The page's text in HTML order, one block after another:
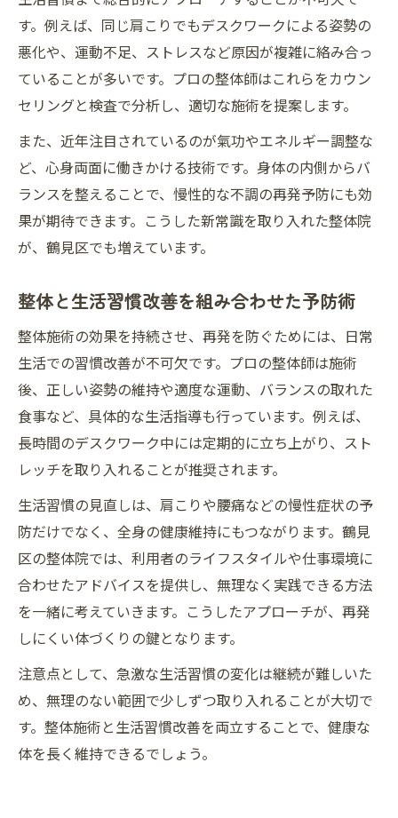
す。例えば、同じ肩こりでもデスクワークによる姿勢の
悪化や、運動不足、ストレスなど原因が複雑に絡み合っ
ていることが多いです。プロの整体師はこれらをカウン
セリングと検査で分析し、適切な施術を提案します。
また、近年注目されているのが氣功やエネルギー調整な
ど、心身両面に働きかける技術です。身体の内側からバ
ランスを整えることで、慢性的な不調の再発予防にも効
果が期待できます。こうした新常識を取り入れた整体院
が、鶴見区でも増えています。
整体と生活習慣改善を組み合わせた予防術
整体施術の効果を持続させ、再発を防ぐためには、日常
生活での習慣改善が不可欠です。プロの整体師は施術
後、正しい姿勢の維持や適度な運動、バランスの取れた
食事など、具体的な生活指導も行っています。例えば、
長時間のデスクワーク中には定期的に立ち上がり、スト
レッチを取り入れることが推奨されます。
生活習慣の見直しは、肩こりや腰痛などの慢性症状の予
防だけでなく、全身の健康維持にもつながります。鶴見
区の整体院では、利用者のライフスタイルや仕事環境に
合わせたアドバイスを提供し、無理なく実践できる方法
を一緒に考えていきます。こうしたアプローチが、再発
しにくい体づくりの鍵となります。
注意点として、急激な生活習慣の変化は継続が難しいた
め、無理のない範囲で少しずつ取り入れることが大切で
す。整体施術と生活習慣改善を両立することで、健康な
体を長く維持できるでしょう。